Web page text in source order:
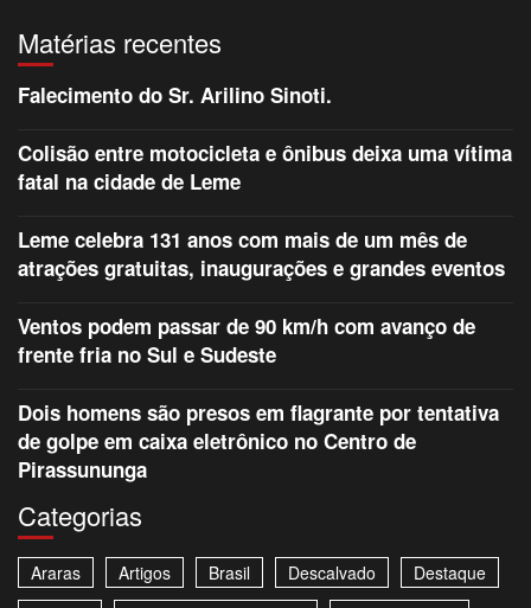
Matérias recentes
Falecimento do Sr. Arilino Sinoti.
Colisão entre motocicleta e ônibus deixa uma vítima
fatal na cidade de Leme
Leme celebra 131 anos com mais de um mês de
atrações gratuitas, inaugurações e grandes eventos
Ventos podem passar de 90 km/h com avanço de
frente fria no Sul e Sudeste
Dois homens são presos em flagrante por tentativa
de golpe em caixa eletrônico no Centro de
Pirassununga
Categorias
Araras Artigos Brasil Descalvado
Destaque